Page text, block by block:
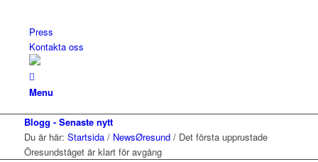
Press
Kontakta oss
Menu
Blogg - Senaste nytt
Du är här: Startsida / NewsØresund / Det första upprustade
Öresundståget är klart för avgång